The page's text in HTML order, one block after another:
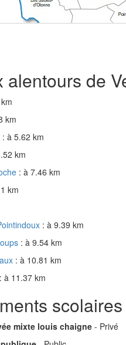
alentours de
km
: à 5.62 km
km
: à 7.46 km
km
: à 9.39 km
: à 9.54 km
: à 10.81 km
: à 11.37 km
mixte louis chaigne - Privé